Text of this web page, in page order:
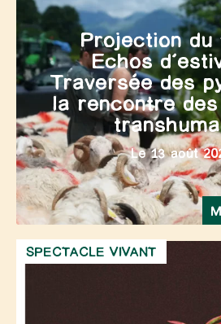
Projection
Echos
Traversée des
la rencontre
Le 13 août
SPECTACLE VIVANT